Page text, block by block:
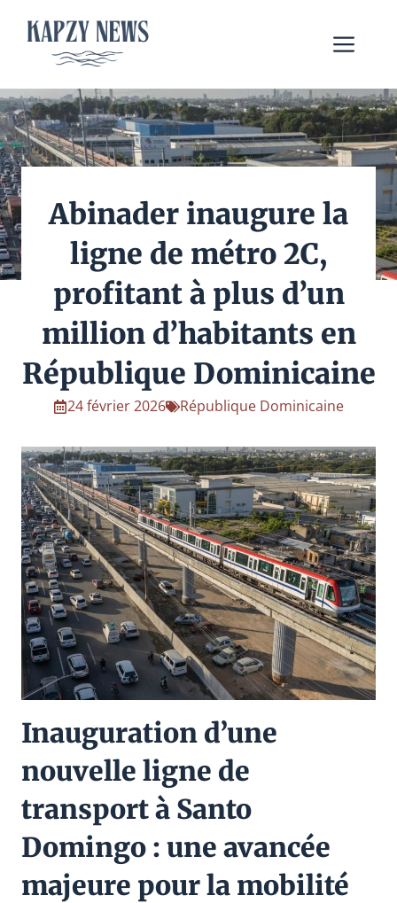
contenu
Abinader inaugure la
ligne de métro 2C,
profitant à plus d’un
million d’habitants en
République Dominicaine
24 février 2026 République Dominicaine
Inauguration d’une
nouvelle ligne de
transport à Santo
Domingo : une avancée
majeure pour la mobilité